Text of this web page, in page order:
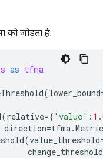
को जोड़ता है:
as tfma
(lower_bound
(relative={ 'value' :
direction=tfma.
(value_threshold
change_threshold